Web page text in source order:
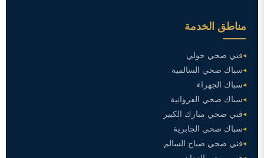
مناطق الخدمة
فني صحي حولي
سباك صحي السالمية
سباك الجهراء
سباك صحي الفروانية
فني صحي مبارك الكبير
سباك صحي الجابرية
فني صحي صباح السالم